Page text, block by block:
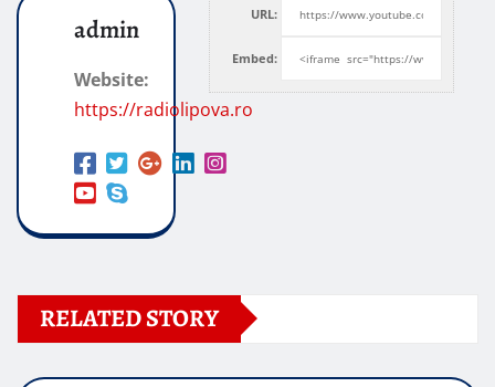
URL:
Embed:
admin
Website:
https://radiolipova.ro
RELATED STORY